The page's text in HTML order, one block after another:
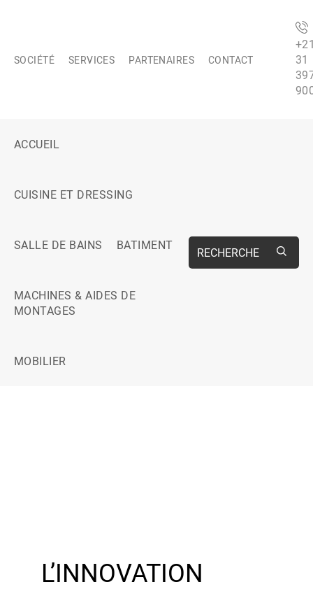
SOCIÉTÉ SERVICES PARTENAIRES CONTACT
31
ACCUEIL
CUISINE ET DRESSING
SALLE DE BAINS BATIMENT
MACHINES & AIDES DE
MONTAGES
MOBILIER
RECHERCHE
L’INNOVATION